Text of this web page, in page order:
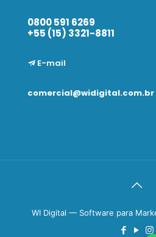
0800 591 6269
+55 (15) 3321-8811
E-mail
comercial@widigital.com.br
WI Digital — Software para